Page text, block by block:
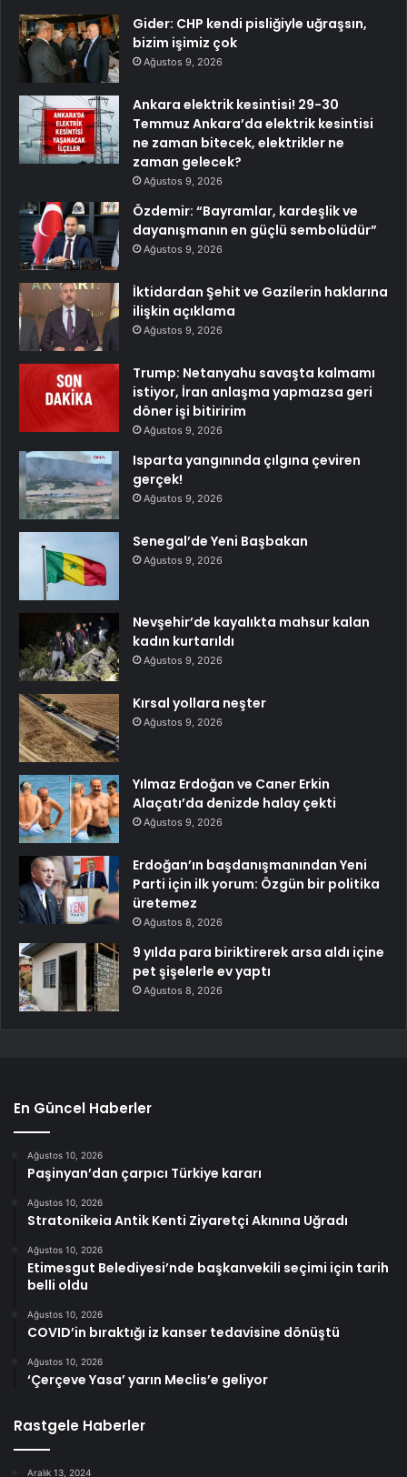
Gider: CHP kendi pisliğiyle uğraşsın,
bizim işimiz çok
Ağustos 9, 2026
Ankara elektrik kesintisi! 29-30
Temmuz Ankara’da elektrik kesintisi
ne zaman bitecek, elektrikler ne
zaman gelecek?
Ağustos 9, 2026
Özdemir: “Bayramlar, kardeşlik ve
dayanışmanın en güçlü sembolüdür”
Ağustos 9, 2026
İktidardan Şehit ve Gazilerin haklarına
ilişkin açıklama
Ağustos 9, 2026
Trump: Netanyahu savaşta kalmamı
istiyor, İran anlaşma yapmazsa geri
döner işi bitiririm
Ağustos 9, 2026
Isparta yangınında çılgına çeviren
gerçek!
Ağustos 9, 2026
Senegal’de Yeni Başbakan
Ağustos 9, 2026
Nevşehir’de kayalıkta mahsur kalan
kadın kurtarıldı
Ağustos 9, 2026
Kırsal yollara neşter
Ağustos 9, 2026
Yılmaz Erdoğan ve Caner Erkin
Alaçatı’da denizde halay çekti
Ağustos 9, 2026
Erdoğan’ın başdanışmanından Yeni
Parti için ilk yorum: Özgün bir politika
üretemez
Ağustos 8, 2026
9 yılda para biriktirerek arsa aldı içine
pet şişelerle ev yaptı
Ağustos 8, 2026
En Güncel Haberler
Ağustos 10, 2026
Paşinyan’dan çarpıcı Türkiye kararı
Ağustos 10, 2026
Stratonikeia Antik Kenti Ziyaretçi Akınına Uğradı
Ağustos 10, 2026
Etimesgut Belediyesi’nde başkanvekili seçimi için tarih
belli oldu
Ağustos 10, 2026
COVID’in bıraktığı iz kanser tedavisine dönüştü
Ağustos 10, 2026
‘Çerçeve Yasa’ yarın Meclis’e geliyor
Rastgele Haberler
Aralık 13, 2024